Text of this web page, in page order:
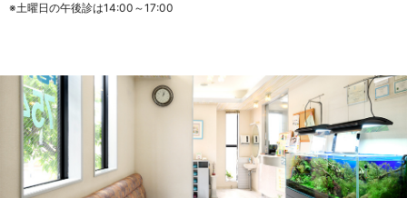
※土曜日の午後診は14:00～17:00